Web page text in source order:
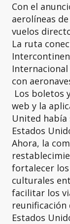
Con el
aerolíneas
vuelos
La ruta
con
Los boletos
web y la
United había
Estados
Ahora, la
fortalecer
culturales
facilitar los
reunificación
Estados